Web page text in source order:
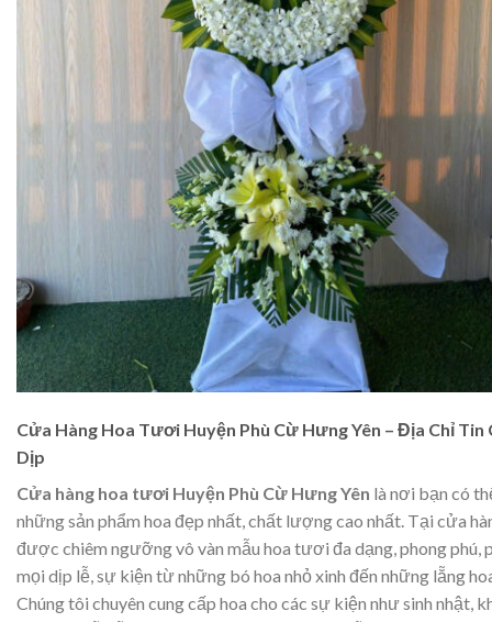
Cửa Hàng Hoa Tươi Huyện Phù Cừ Hưng Yên – Địa Chỉ Tin
Dịp
Cửa hàng hoa tươi Huyện Phù Cừ Hưng Yên là nơi bạn có
những sản phẩm hoa đẹp nhất, chất lượng cao nhất. Tại cửa
được chiêm ngưỡng vô vàn mẫu hoa tươi đa dạng, phong phú,
mọi dịp lễ, sự kiện từ những bó hoa nhỏ xinh đến những lẵng
Chúng tôi chuyên cung cấp hoa cho các sự kiện như sinh nhật,